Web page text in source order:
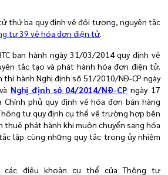
thứ ba quy định về đối tượng, nguyên tắc
tư 39 về hóa đơn điện tử.
ban hành ngày 31/03/2014 quy định về
tắc tạo và phát hành hóa đơn điện tử.
thi hành Nghị định số 51/2010/NĐ-CP ngày
Nghị định số 04/2014/NĐ-CP ngày 17
Chính phủ quy định về hóa đơn bán hàng
tư quy định cụ thể về trường hợp bên
thuế phát hành khi muốn chuyển sang hóa
lập cùng những quy tắc trong ủy nhiệm
các điều khoản cụ thể củaThông tư